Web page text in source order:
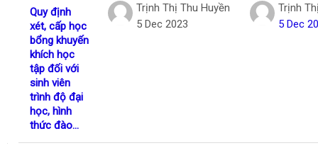
Quy định
xét, cấp học
bổng khuyến
khích học
tập đối với
sinh viên
trình độ đại
học, hình
thức đào...
Trịnh Thị Thu Huyền
5 Dec 2023
Trịnh
5 Dec